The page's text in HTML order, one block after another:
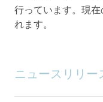
行っています。現
れます。
ニュースリリー